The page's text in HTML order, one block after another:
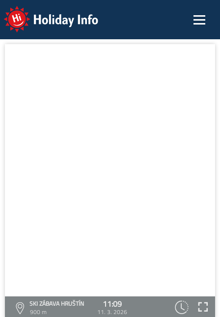
Holiday Info
SKI ZÁBAVA HRUŠTÍN
900 m
11:09
11. 3. 2026